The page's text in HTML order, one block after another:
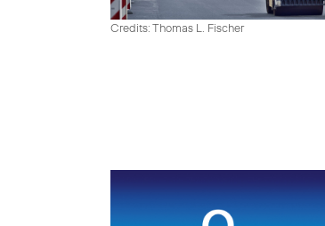
Credits: Thomas L. Fischer